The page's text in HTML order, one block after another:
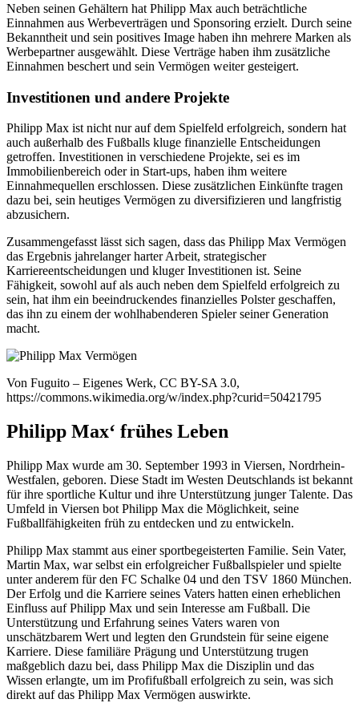
Neben seinen Gehältern hat Philipp Max auch beträchtliche
Einnahmen aus Werbeverträgen und Sponsoring erzielt. Durch seine
Bekanntheit und sein positives Image haben ihn mehrere Marken als
Werbepartner ausgewählt. Diese Verträge haben ihm zusätzliche
Einnahmen beschert und sein Vermögen weiter gesteigert.
Investitionen und andere Projekte
Philipp Max ist nicht nur auf dem Spielfeld erfolgreich, sondern hat
auch außerhalb des Fußballs kluge finanzielle Entscheidungen
getroffen. Investitionen in verschiedene Projekte, sei es im
Immobilienbereich oder in Start-ups, haben ihm weitere
Einnahmequellen erschlossen. Diese zusätzlichen Einkünfte tragen
dazu bei, sein heutiges Vermögen zu diversifizieren und langfristig
abzusichern.
Zusammengefasst lässt sich sagen, dass das Philipp Max Vermögen
das Ergebnis jahrelanger harter Arbeit, strategischer
Karriereentscheidungen und kluger Investitionen ist. Seine
Fähigkeit, sowohl auf als auch neben dem Spielfeld erfolgreich zu
sein, hat ihm ein beeindruckendes finanzielles Polster geschaffen,
das ihn zu einem der wohlhabenderen Spieler seiner Generation
macht.
Von Fuguito – Eigenes Werk, CC BY-SA 3.0,
https://commons.wikimedia.org/w/index.php?curid=50421795
Philipp Max‘ frühes Leben
Philipp Max wurde am 30. September 1993 in Viersen, Nordrhein-
Westfalen, geboren. Diese Stadt im Westen Deutschlands ist bekannt
für ihre sportliche Kultur und ihre Unterstützung junger Talente. Das
Umfeld in Viersen bot Philipp Max die Möglichkeit, seine
Fußballfähigkeiten früh zu entdecken und zu entwickeln.
Philipp Max stammt aus einer sportbegeisterten Familie. Sein Vater,
Martin Max, war selbst ein erfolgreicher Fußballspieler und spielte
unter anderem für den FC Schalke 04 und den TSV 1860 München.
Der Erfolg und die Karriere seines Vaters hatten einen erheblichen
Einfluss auf Philipp Max und sein Interesse am Fußball. Die
Unterstützung und Erfahrung seines Vaters waren von
unschätzbarem Wert und legten den Grundstein für seine eigene
Karriere. Diese familiäre Prägung und Unterstützung trugen
maßgeblich dazu bei, dass Philipp Max die Disziplin und das
Wissen erlangte, um im Profifußball erfolgreich zu sein, was sich
direkt auf das Philipp Max Vermögen auswirkte.